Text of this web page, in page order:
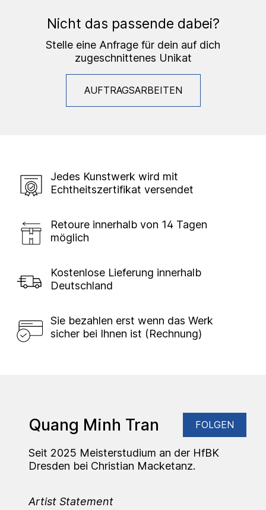
Nicht das passende dabei?
Stelle eine Anfrage für dein auf dich
zugeschnittenes Unikat
AUFTRAGSARBEITEN
Jedes Kunstwerk wird mit
Echtheitszertifikat versendet
Retoure innerhalb von 14 Tagen
möglich
Kostenlose Lieferung innerhalb
Deutschland
Sie bezahlen erst wenn das Werk
sicher bei Ihnen ist (Rechnung)
Quang Minh Tran FOLGEN
Seit 2025 Meisterstudium an der HfBK
Dresden bei Christian Macketanz.
Artist Statement